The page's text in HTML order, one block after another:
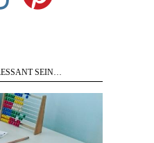
SEIN…